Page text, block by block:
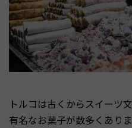
トルコは古くからスイーツ
有名なお菓子が数多くあり